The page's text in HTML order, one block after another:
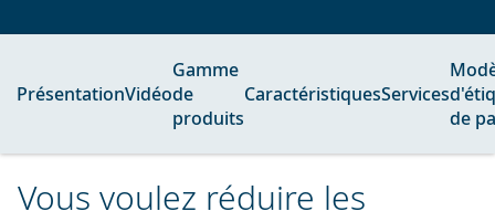
PrésentationVidéo
Gamme
de
produits
CaractéristiquesServices
de
Vous voulez réduire les